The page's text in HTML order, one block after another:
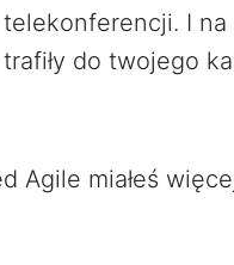
I na
do twojego
Agile miałeś